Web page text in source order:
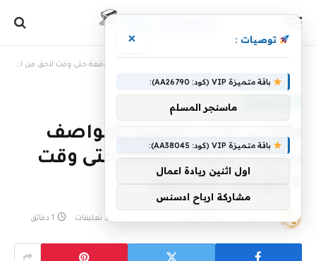
طقس ملبد بالغيوم وعواصف رعدية ربيعية متوقعة حتى وقت لاحق من الأسبوع
طقس ملبد بالغيوم وعواصف
رعدية ربيعية متوقعة حتى وقت
لاحق من الأسبوع
لا توجد تعليقات 1 دقائق
توصيات : ×
باقة متميزة VIP (كود: AA26790):
ماسنجر المسلم
باقة متميزة VIP (كود: AA38045):
اول اثنين ريادة اعمال
مشاركة ارباح ادسنس